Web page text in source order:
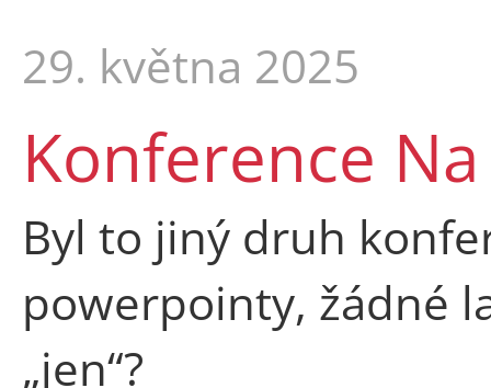
29. května 2025
Konference
Byl to jiný druh
powerpointy, žádné
„jen“?